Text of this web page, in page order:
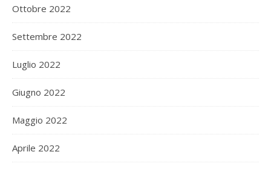
Ottobre 2022
Settembre 2022
Luglio 2022
Giugno 2022
Maggio 2022
Aprile 2022